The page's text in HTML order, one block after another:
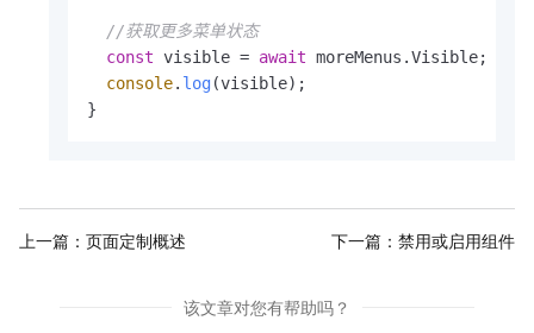
//获取更多菜单状态
const visible = await moreMenus.Visible;
console. log(visible);
}
上一篇： 页面定制概述 下一篇： 禁用或启用组件
该文章对您有帮助吗？